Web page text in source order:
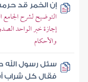
إن الخمر قد
التوضيح لشرح
إجازة خبر الواحد
والأحكام
سئل رسول الله
فقال كل شراب